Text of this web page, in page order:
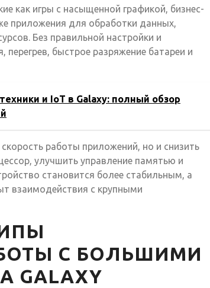
как игры с насыщенной графикой, бизнес-
приложения для обработки данных,
Без правильной настройки и
быстрое разряжение батареи и
и IoT в Galaxy: полный обзор
работы приложений, но и снизить
улучшить управление памятью и
становится более стабильным, а
взаимодействия с крупными
С БОЛЬШИМИ